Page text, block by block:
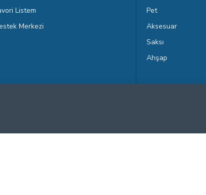
Listem
Merkezi
Pet
Aksesuar
Saksı
Ahşap